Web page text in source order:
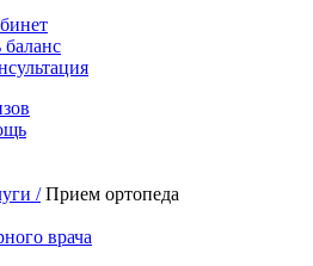
/ Прием ортопеда
врача